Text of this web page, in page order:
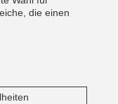
die einen